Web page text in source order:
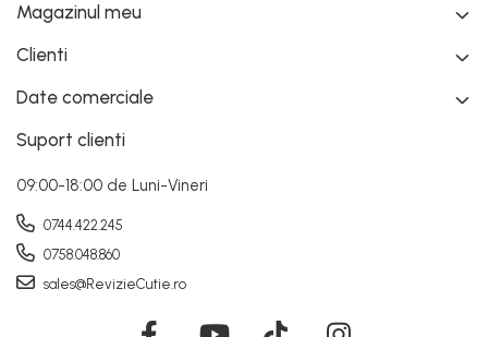
Magazinul meu
Clienti
Date comerciale
Suport clienti
09:00-18:00 de Luni-Vineri
0744.422.245
0758.048.860
sales@RevizieCutie.ro